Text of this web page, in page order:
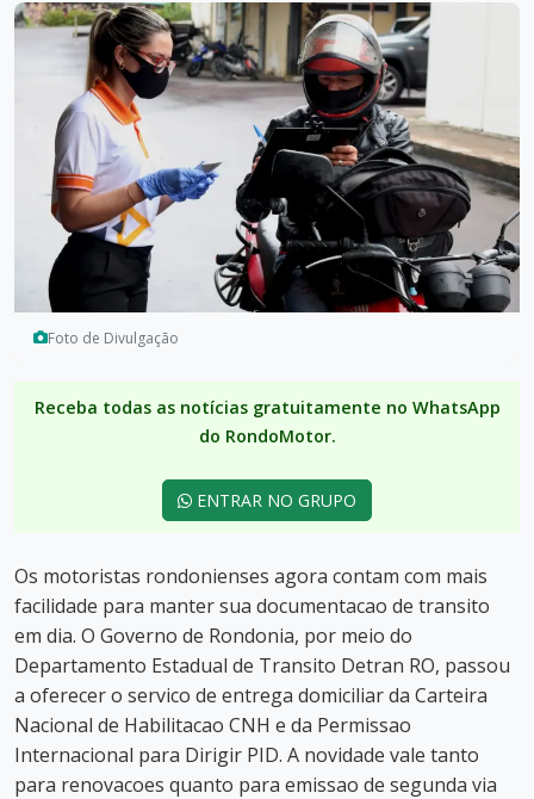
Foto de Divulgação
Receba todas as notícias gratuitamente no WhatsApp
do RondoMotor.
ENTRAR NO GRUPO
Os motoristas rondonienses agora contam com mais
facilidade para manter sua documentacao de transito
em dia. O Governo de Rondonia, por meio do
Departamento Estadual de Transito Detran RO, passou
a oferecer o servico de entrega domiciliar da Carteira
Nacional de Habilitacao CNH e da Permissao
Internacional para Dirigir PID. A novidade vale tanto
para renovacoes quanto para emissao de segunda via